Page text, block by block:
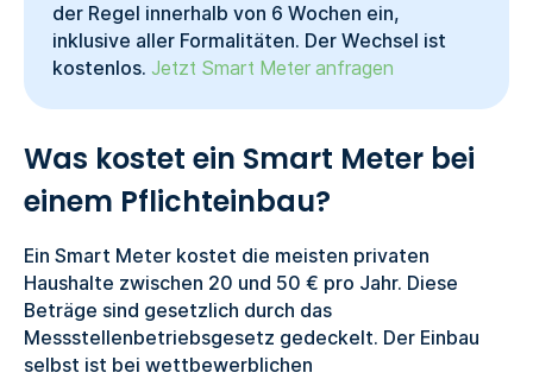
der Regel innerhalb von 6 Wochen ein,
inklusive aller Formalitäten. Der Wechsel ist
kostenlos. Jetzt Smart Meter anfragen
Was kostet ein Smart Meter bei
einem Pflichteinbau?
Ein Smart Meter kostet die meisten privaten
Haushalte zwischen 20 und 50 € pro Jahr. Diese
Beträge sind gesetzlich durch das
Messstellenbetriebsgesetz gedeckelt. Der Einbau
selbst ist bei wettbewerblichen